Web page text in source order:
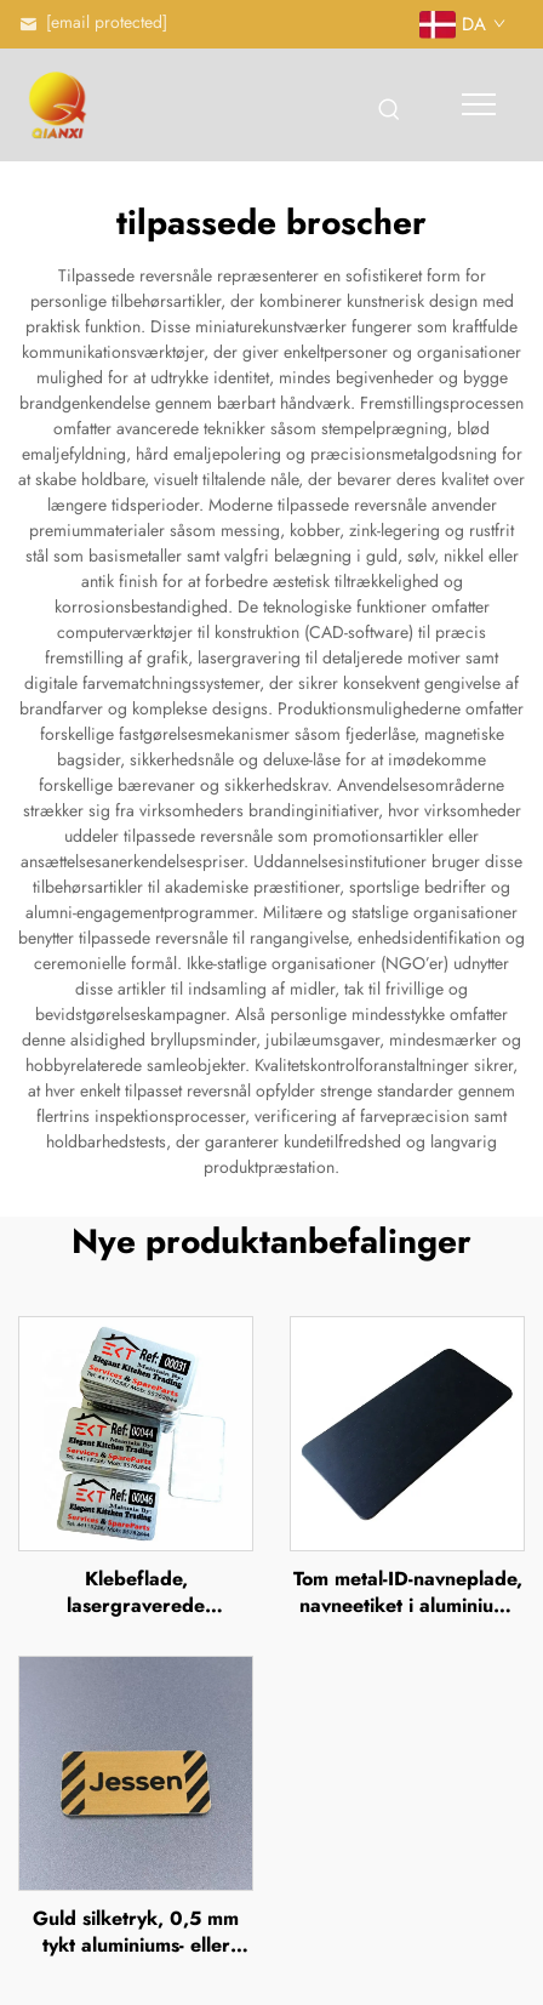
[email protected] DA
tilpassede broscher
Tilpassede reversnåle repræsenterer en sofistikeret form for
personlige tilbehørsartikler, der kombinerer kunstnerisk design med
praktisk funktion. Disse miniaturekunstværker fungerer som kraftfulde
kommunikationsværktøjer, der giver enkeltpersoner og organisationer
mulighed for at udtrykke identitet, mindes begivenheder og bygge
brandgenkendelse gennem bærbart håndværk. Fremstillingsprocessen
omfatter avancerede teknikker såsom stempelprægning, blød
emaljefyldning, hård emaljepolering og præcisionsmetalgodsning for
at skabe holdbare, visuelt tiltalende nåle, der bevarer deres kvalitet over
længere tidsperioder. Moderne tilpassede reversnåle anvender
premiummaterialer såsom messing, kobber, zink-legering og rustfrit
stål som basismetaller samt valgfri belægning i guld, sølv, nikkel eller
antik finish for at forbedre æstetisk tiltrækkelighed og
korrosionsbestandighed. De teknologiske funktioner omfatter
computerværktøjer til konstruktion (CAD-software) til præcis
fremstilling af grafik, lasergravering til detaljerede motiver samt
digitale farvematchningssystemer, der sikrer konsekvent gengivelse af
brandfarver og komplekse designs. Produktionsmulighederne omfatter
forskellige fastgørelsesmekanismer såsom fjederlåse, magnetiske
bagsider, sikkerhedsnåle og deluxe-låse for at imødekomme
forskellige bærevaner og sikkerhedskrav. Anvendelsesområderne
strækker sig fra virksomheders brandinginitiativer, hvor virksomheder
uddeler tilpassede reversnåle som promotionsartikler eller
ansættelsesanerkendelsespriser. Uddannelsesinstitutioner bruger disse
tilbehørsartikler til akademiske præstitioner, sportslige bedrifter og
alumni-engagementprogrammer. Militære og statslige organisationer
benytter tilpassede reversnåle til rangangivelse, enhedsidentifikation og
ceremonielle formål. Ikke-statlige organisationer (NGO’er) udnytter
disse artikler til indsamling af midler, tak til frivillige og
bevidstgørelseskampagner. Alså personlige mindesstykke omfatter
denne alsidighed bryllupsminder, jubilæumsgaver, mindesmærker og
hobbyrelaterede samleobjekter. Kvalitetskontrolforanstaltninger sikrer,
at hver enkelt tilpasset reversnål opfylder strenge standarder gennem
flertrins inspektionsprocesser, verificering af farvepræcision samt
holdbarhedstests, der garanterer kundetilfredshed og langvarig
produktpræstation.
Nye produktanbefalinger
Klebeflade,
lasergraverede
mærkelabels
Tom metal-ID-navneplade,
navneetiket i aluminium,
Guld silketryk, 0,5 mm
tykt aluminiums- eller